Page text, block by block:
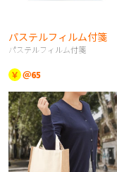
パステルフィルム付箋
パステルフィルム付箋
￥ ＠65